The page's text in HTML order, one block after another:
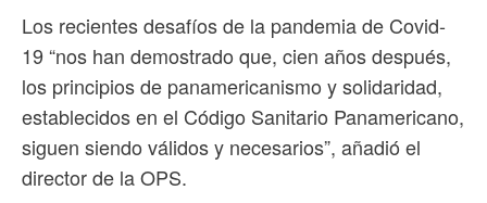
Los recientes desafíos de la pandemia de Covid-
19 “nos han demostrado que, cien años después,
los principios de panamericanismo y solidaridad,
establecidos en el Código Sanitario Panamericano,
siguen siendo válidos y necesarios”, añadió el
director de la OPS.